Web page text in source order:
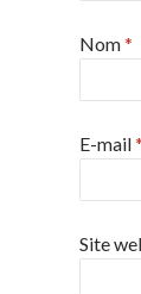
Nom*
E-mail*
Site